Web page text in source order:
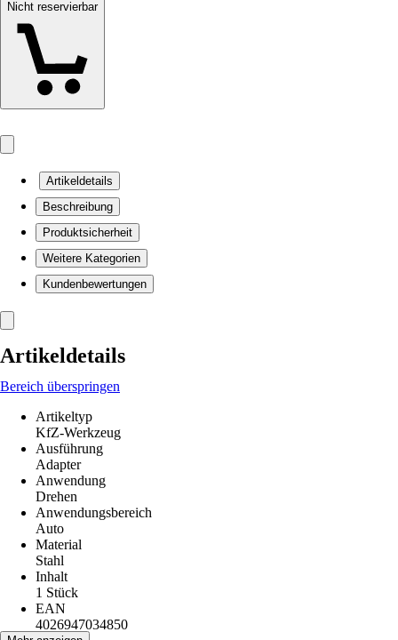
Nicht reservierbar
Artikeldetails
Beschreibung
Produktsicherheit
Weitere Kategorien
Kundenbewertungen
Artikeldetails
Bereich überspringen
Artikeltyp
KfZ-Werkzeug
Ausführung
Adapter
Anwendung
Drehen
Anwendungsbereich
Auto
Material
Stahl
Inhalt
1 Stück
EAN
4026947034850